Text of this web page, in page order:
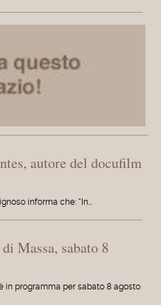
autore del docufilm
informa che: "In…
Massa, sabato 8
in programma per sabato 8 agosto